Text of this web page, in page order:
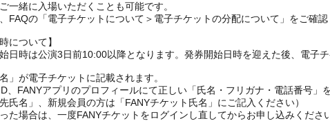
一緒に入場いただくことも可能です。
FAQの「電子チケットについて＞電子チケットの分配について」をご確認
について】
日時は公演3日前10:00以降となります。発券開始日時を迎えた後、電子
」が電子チケットに記載されます。
、FANYアプリのプロフィールにて正しい「氏名・フリガナ・電話番号」
氏名」、新規会員の方は「FANYチケット氏名」にご記入ください）
た場合は、一度FANYチケットをログインし直してからお申し込みくださ